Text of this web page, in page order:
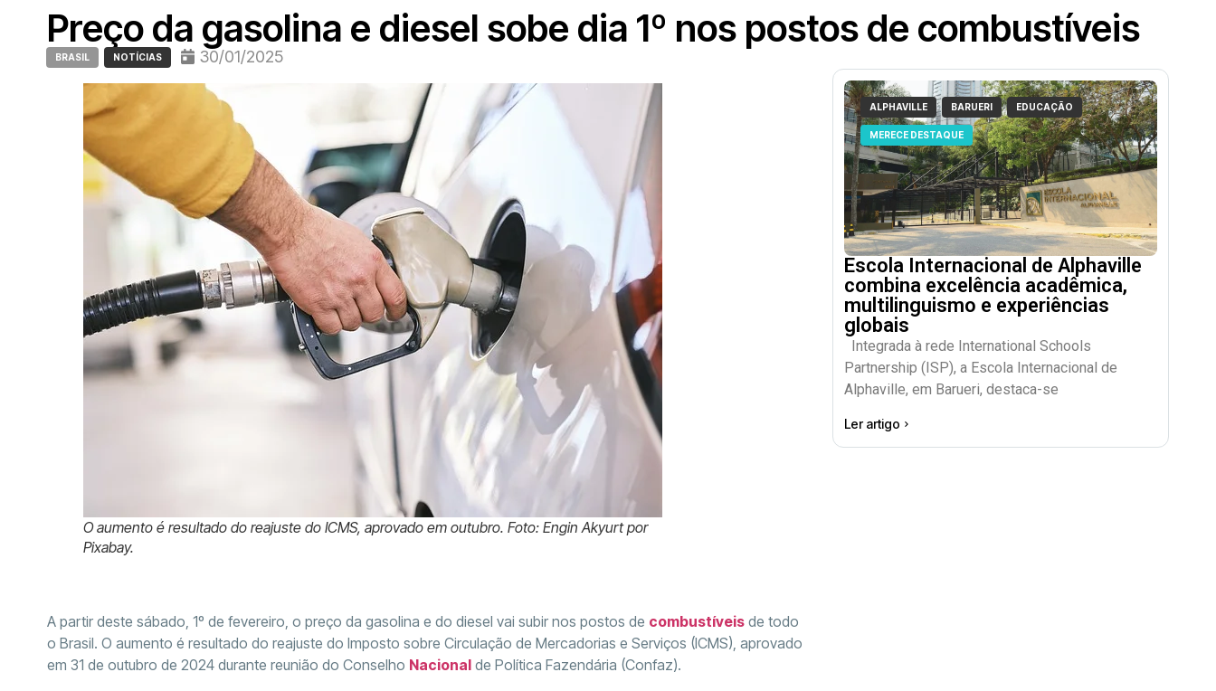
Preço da gasolina e diesel sobe dia 1º nos postos de combustíveis
BRASIL NOTÍCIAS 30/01/2025
O aumento é resultado do reajuste do ICMS, aprovado em outubro. Foto: Engin Akyurt por
Pixabay.
A partir deste sábado, 1º de fevereiro, o preço da gasolina e do diesel vai subir nos postos de combustíveis de todo
o Brasil. O aumento é resultado do reajuste do Imposto sobre Circulação de Mercadorias e Serviços (ICMS), aprovado
em 31 de outubro de 2024 durante reunião do Conselho Nacional de Política Fazendária (Confaz).
ALPHAVILLE BARUERI EDUCAÇÃO
MERECE DESTAQUE
Escola Internacional de Alphaville
combina excelência acadêmica,
multilinguismo e experiências
globais
Integrada à rede International Schools
Partnership (ISP), a Escola Internacional de
Alphaville, em Barueri, destaca-se
Ler artigo